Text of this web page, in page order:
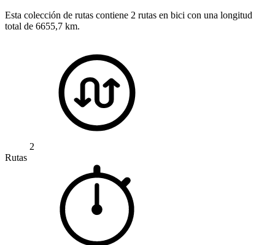
Esta colección de rutas contiene 2 rutas en bici con una longitud
total de 6655,7 km.
2
Rutas